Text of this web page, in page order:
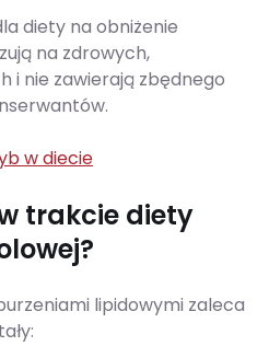
diety na obniżenie
na zdrowych,
i nie zawierają zbędnego
w diecie
trakcie diety
lipidowymi zaleca